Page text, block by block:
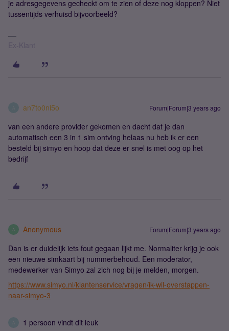
je adresgegevens gecheckt om te zien of deze nog kloppen? Niet
tussentijds verhuisd bijvoorbeeld?
Ex-Klant
A an7to0ni5o Forum|Forum|3 years ago
van een andere provider gekomen en dacht dat je dan
automatisch een 3 in 1 sim ontving helaas nu heb ik er een
besteld bij simyo en hoop dat deze er snel is met oog op het
bedrijf
A Anonymous Forum|Forum|3 years ago
Dan is er duidelijk iets fout gegaan lijkt me. Normaliter krijg je ook
een nieuwe simkaart bij nummerbehoud. Een moderator,
medewerker van Simyo zal zich nog bij je melden, morgen.
https://www.simyo.nl/klantenservice/vragen/ik-wil-overstappen-
naar-simyo-3
A 1 persoon vindt dit leuk